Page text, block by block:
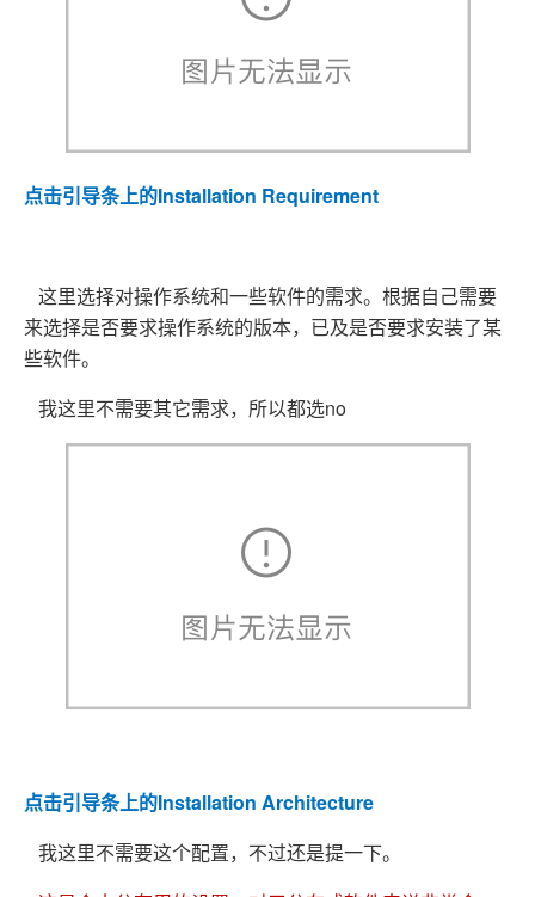
点击引导条上的Installation Requirement
这里选择对操作系统和一些软件的需求。根据自己需要
来选择是否要求操作系统的版本，已及是否要求安装了某
些软件。
我这里不需要其它需求，所以都选no
点击引导条上的Installation Architecture
我这里不需要这个配置，不过还是提一下。